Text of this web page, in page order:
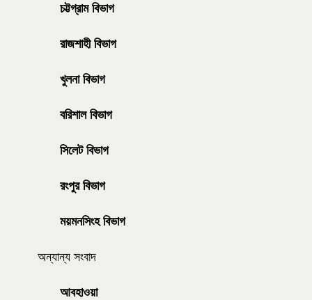
চট্টগ্রাম বিভাগ
রাজশাহী বিভাগ
খুলনা বিভাগ
বরিশাল বিভাগ
সিলেট বিভাগ
রংপুর বিভাগ
ময়মনসিংহ বিভাগ
অন্যান্য সংবাদ
আবহাওয়া